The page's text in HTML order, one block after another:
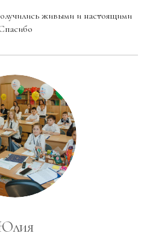
живыми и настоящими